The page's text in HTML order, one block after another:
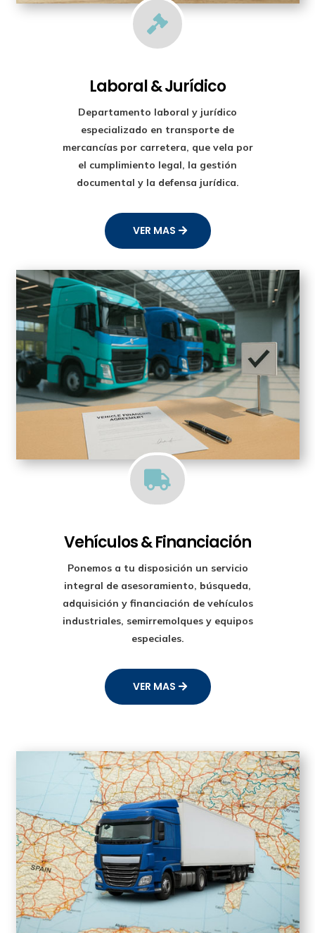

Laboral & Jurídico
Departamento laboral y jurídico
especializado en transporte de
mercancías por carretera, que vela por
el cumplimiento legal, la gestión
documental y la defensa jurídica.
VER MAS

Vehículos & Financiación
Ponemos a tu disposición un servicio
integral de asesoramiento, búsqueda,
adquisición y financiación de vehículos
industriales, semirremolques y equipos
especiales.
VER MAS